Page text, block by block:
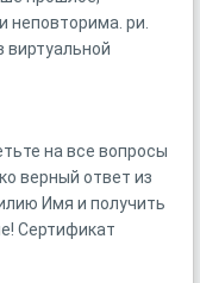
неповторима. ри.
виртуальной
на все вопросы
верный ответ из
Имя и получить
Сертификат